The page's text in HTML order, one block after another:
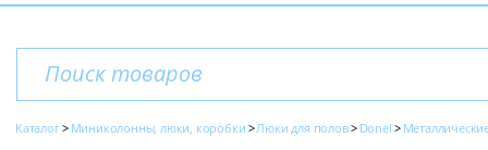
Каталог Миниколонны, люки, коробки Люки для полов Donel